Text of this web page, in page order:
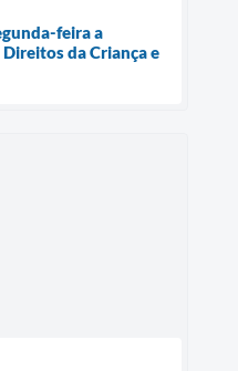
feira a
da Criança e